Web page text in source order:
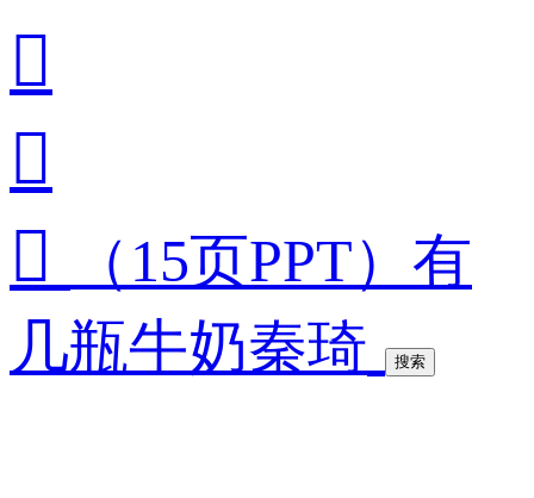



（15页PPT）有
几瓶牛奶秦琦
搜索